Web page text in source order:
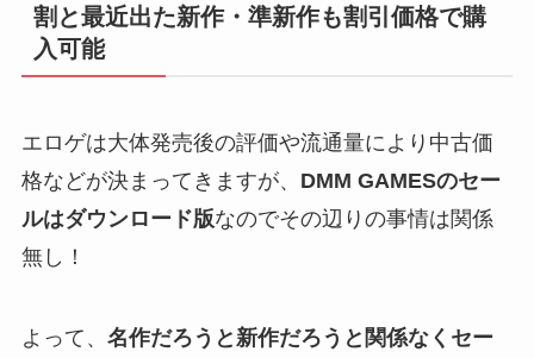
割と最近出た新作・準新作も割引価格で購
入可能
エロゲは大体発売後の評価や流通量により中古価
格などが決まってきますが、 DMM GAMESのセー
ルはダウンロード版なのでその辺りの事情は関係
無し！
よって、 名作だろうと新作だろうと関係なくセー